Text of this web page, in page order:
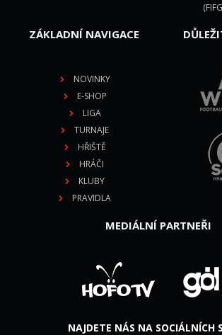
ZÁKLADNÍ NAVIGACE
NOVINKY
E-SHOP
LIGA
TURNAJE
HŘIŠTĚ
HRÁČI
KLUBY
PRAVIDLA
MEDIÁLNÍ PARTNEŘI
NAJDETE NÁS NA SOCIÁLNÍCH